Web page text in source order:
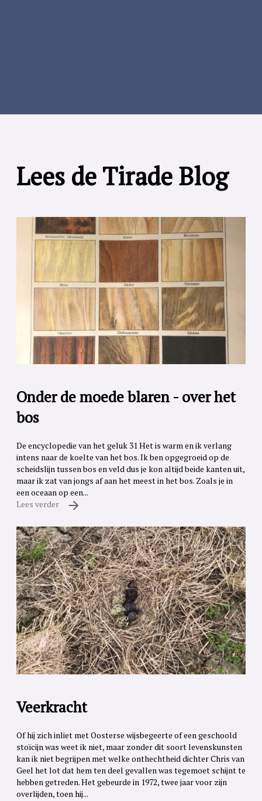
Lees de Tirade Blog
Onder de moede blaren - over het
bos
De encyclopedie van het geluk 31 Het is warm en ik verlang
intens naar de koelte van het bos. Ik ben opgegroeid op de
scheidslijn tussen bos en veld dus je kon altijd beide kanten uit,
maar ik zat van jongs af aan het meest in het bos. Zoals je in
een oceaan op een...
Lees verder
Veerkracht
Of hij zich inliet met Oosterse wijsbegeerte of een geschoold
stoïcijn was weet ik niet, maar zonder dit soort levenskunsten
kan ik niet begrijpen met welke onthechtheid dichter Chris van
Geel het lot dat hem ten deel gevallen was tegemoet schijnt te
hebben getreden. Het gebeurde in 1972, twee jaar voor zijn
overlijden, toen hij...